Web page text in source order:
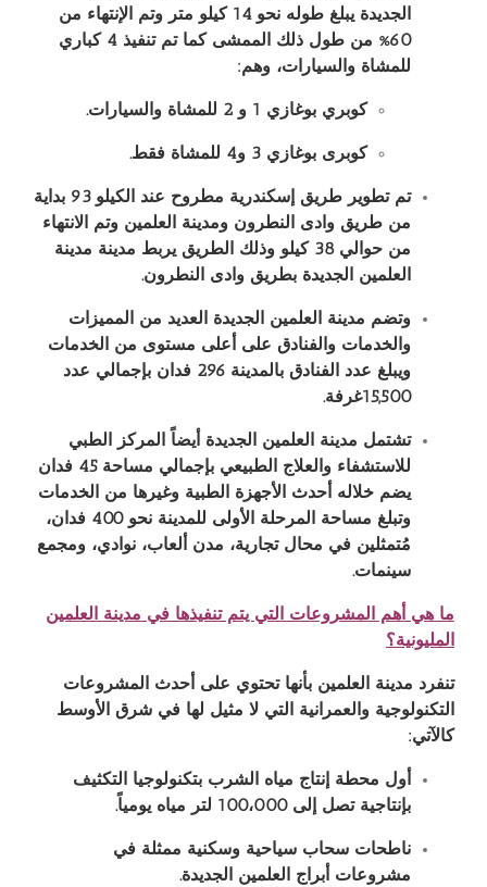
الجديدة يبلغ طوله نحو 14 كيلو متر وتم الإنتهاء من
60% من طول ذلك الممشى كما تم تنفيذ 4 كباري
للمشاة والسيارات، وهم:
كوبري بوغازي 1 و 2 للمشاة والسيارات.
كوبرى بوغازي 3 و4 للمشاة فقط.
تم تطوير طريق إسكندرية مطروح عند الكيلو 93 بداية
من طريق وادى النطرون ومدينة العلمين وتم الانتهاء
من حوالي 38 كيلو وذلك الطريق يربط مدينة مدينة
العلمين الجديدة بطريق وادى النطرون.
وتضم مدينة العلمين الجديدة العديد من المميزات
والخدمات والفنادق على أعلى مستوى من الخدمات
ويبلغ عدد الفنادق بالمدينة 296 فدان بإجمالي عدد
15,500غرفة.
تشتمل مدينة العلمين الجديدة أيضاً المركز الطبي
للاستشفاء والعلاج الطبيعي بإجمالي مساحة 45 فدان
يضم خلاله أحدث الأجهزة الطبية وغيرها من الخدمات
وتبلغ مساحة المرحلة الأولى للمدينة نحو 400 فدان،
مُتمثلين في محال تجارية، مدن ألعاب، نوادي، ومجمع
سينمات.
ما هي أهم المشروعات التي يتم تنفيذها في مدينة العلمين
المليونية؟
تنفرد مدينة العلمين بأنها تحتوي على أحدث المشروعات
التكنولوجية والعمرانية التي لا مثيل لها في شرق الأوسط
كالآتي:
أول محطة إنتاج مياه الشرب بتكنولوجيا التكثيف
بإنتاجية تصل إلى
100،000 لتر مياه يومياً.
ناطحات سحاب سياحية وسكنية ممثلة في
مشروعات أبراج العلمين الجديدة.